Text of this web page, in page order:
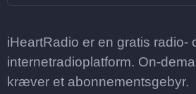
iHeartRadio er en gratis radio-
internetradioplatform. On-
kræver et abonnementsgebyr.